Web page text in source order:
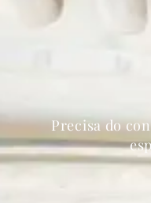
Precisa do